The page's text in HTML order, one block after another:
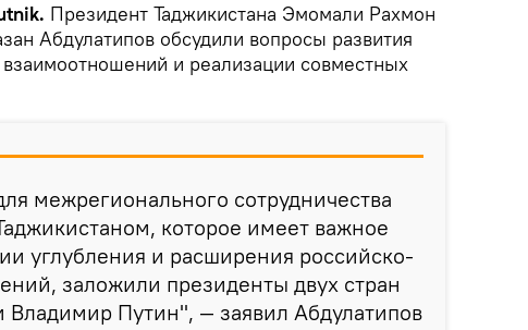
Президент Таджикистана Эмомали Рахмон
Абдулатипов обсудили вопросы развития
и реализации совместных
межрегионального сотрудничества
которое имеет важное
углубления и расширения российско-
заложили президенты двух стран
Путин", — заявил Абдулатипов